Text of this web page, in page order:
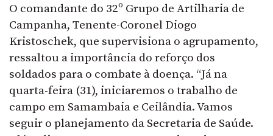
O comandante do 32º Grupo de Artilharia de
Campanha, Tenente-Coronel Diogo
Kristoschek, que supervisiona o agrupamento,
ressaltou a importância do reforço dos
soldados para o combate à doença. “Já na
quarta-feira (31), iniciaremos o trabalho de
campo em Samambaia e Ceilândia. Vamos
seguir o planejamento da Secretaria de Saúde.